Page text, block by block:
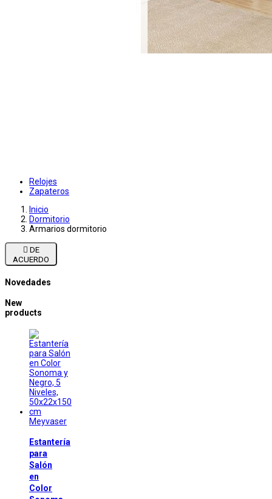
Relojes
Zapateros
Inicio
Dormitorio
Armarios dormitorio

ACUERDO
Novedades
New
products
Meyvaser
Estantería
para
Salón
en
Color